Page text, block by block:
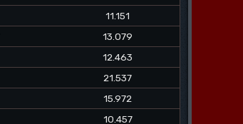
11.151
13.079
12.463
21.537
15.972
10.457